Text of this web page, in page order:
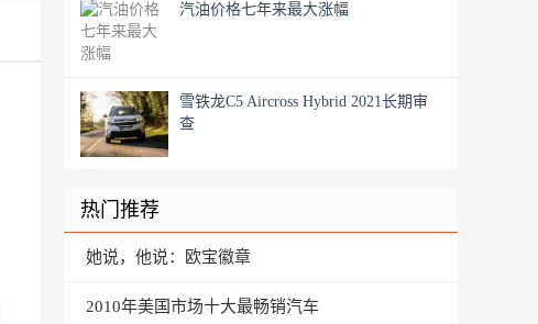
汽油价格七年来最大涨幅
雪铁龙C5 Aircross Hybrid 2021长期审
查
热门推荐
她说，他说：欧宝徽章
2010年美国市场十大最畅销汽车